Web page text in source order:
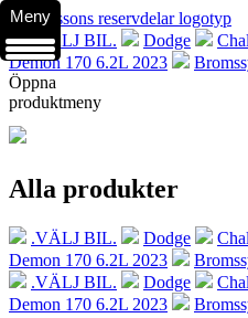
.VÄLJ BIL. Dodge
Demon 170 6.2L 2023
Öppna
produktmeny
Alla produkter
.VÄLJ BIL. Dodge
Demon 170 6.2L 2023
.VÄLJ BIL.
Dodge
Demon 170 6.2L 2023
Meny